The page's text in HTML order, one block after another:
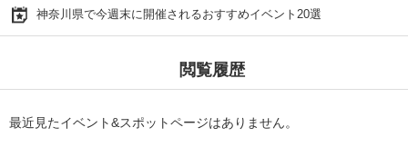
神奈川県で今週末に開催されるおすすめイベント20選
閲覧履歴
最近見たイベント&スポットページはありません。